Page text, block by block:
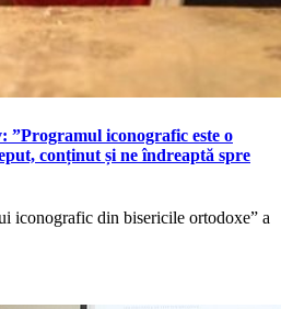
”Programul iconografic este o
conținut și ne îndreaptă spre
iconografic din bisericile ortodoxe” a